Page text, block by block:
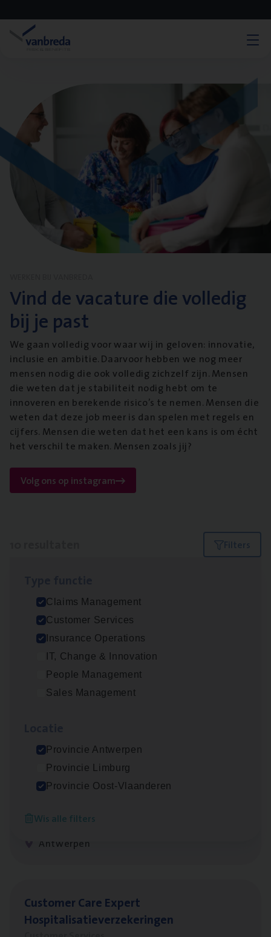
Vind de vacature die volledig
bij je past
We gaan volledig voor waar wij in geloven: innovatie,
inclusie en ambitie. Daarvoor hebben we nog meer
mensen nodig die ook volledig zichzelf zijn. Mensen
die weten dat je stabiliteit nodig hebt om te
innoveren en berekende risico’s te nemen. Mensen die
weten dat deze job meer is dan spelen met regels en
cijfers. Mensen die weten dat het een kans is om écht
het verschil te maken. Mensen zoals jij?
Volg ons op instagram
Filters
Claims Management
Customer Services
Insurance Operations
IT, Change & Innovation
People Management
Sales Management
Provincie Antwerpen
Provincie Limburg
Provincie Oost-Vlaanderen
Wis alle filters
Advisor/​Configuratie ana­lyst Part­ner in
Benefits
Insurance Operations
Beveren
Antwerpen
Insurance Operations
Antwerpen
Cus­to­mer Care Expert
Hospitalisatieverzekeringen